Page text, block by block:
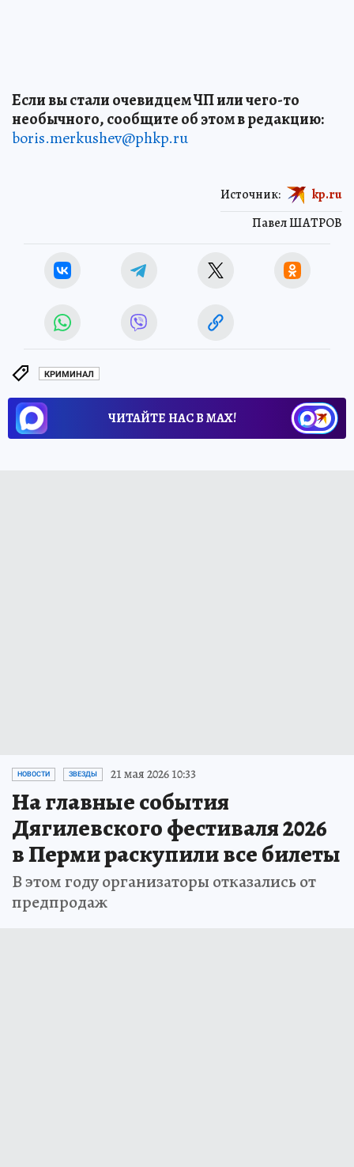
Если вы стали очевидцем ЧП или чего-то
необычного, сообщите об этом в редакцию:
boris.merkushev@phkp.ru
Павел ШАТРОВ
Источник: kp.ru
КРИМИНАЛ
ЧИТАЙТЕ НАС В МАХ!
НОВОСТИ ЗВЕЗДЫ 21 мая 2026 10:33
На главные события
Дягилевского фестиваля 2026
в Перми раскупили все билеты
В этом году организаторы отказались от
предпродаж